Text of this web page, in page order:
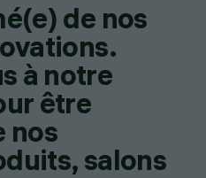
de nos
à notre
être
nos
salons